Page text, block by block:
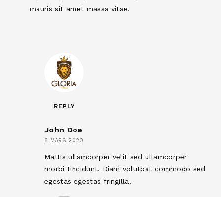
mauris sit amet massa vitae.
REPLY
John Doe
8 MARS 2020
Mattis ullamcorper velit sed ullamcorper
morbi tincidunt. Diam volutpat commodo sed
egestas egestas fringilla.